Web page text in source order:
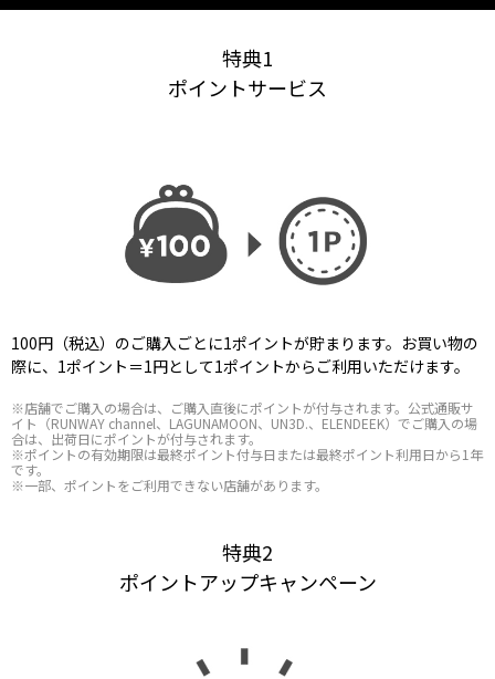
特典1
ポイントサービス
100円（税込）のご購入ごとに1ポイントが貯まります。お買い物の
際に、1ポイント＝1円として1ポイントからご利用いただけます。
※店舗でご購入の場合は、ご購入直後にポイントが付与されます。公式通販サ
イト（RUNWAY channel、LAGUNAMOON、UN3D.、ELENDEEK）でご購入の場
合は、出荷日にポイントが付与されます。
※ポイントの有効期限は最終ポイント付与日または最終ポイント利用日から1年
です。
※一部、ポイントをご利用できない店舗があります。
特典2
ポイントアップキャンペーン